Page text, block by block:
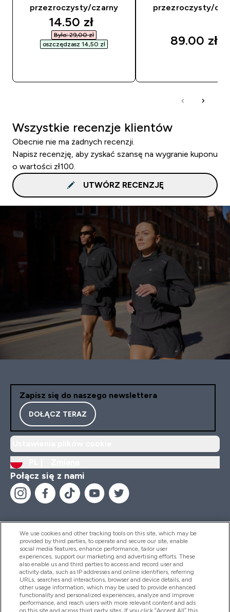
przezroczysty/czarny
discounted price
14.50 zł‎
Było: 29,00 zł‎
oszczędzasz 14,50 zł‎
przezroczysty/
89.00 zł‎
Wszystkie recenzje klientów
Obecnie nie ma żadnych recenzji.
Napisz recenzję, aby zyskać szansę na wygranie kuponu
o wartości zł100.
UTWÓRZ RECENZJĘ
Zapisz się do naszego newslettera
DOŁĄCZ TERAZ
Połącz się z nami
Pomoc I Informacja
Produkty
We use cookies and other tracking tools on this site, which may be
provided by third parties, to operate and secure our site, enable
social media features, enhance performance, tailor user
experiences, support our marketing and advertising efforts. These
also enable us and third parties to access and record user and
activity data, such as IP addresses and online identifiers, referring
URLs, searches and interactions, browser and device details, and
other usage information, which may be used to provide enhanced
functionality and personalized experiences, analyze and improve
performance, and reach users with more relevant content and ads
on this site and across third party sites. If you click “Accept All” this